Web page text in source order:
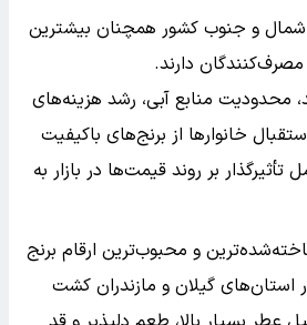
شمال و جنوب کشور همچنان بیشترین
دارند.
محدودیت منابع آبی، رشد هزینه‌های
خانوارها از برنج‌های باکیفیت
تأثیرگذار بر روند قیمت‌ها در بازار به
و محبوب‌ترین ارقام برنج
استان‌های گیلان و مازندران کشت